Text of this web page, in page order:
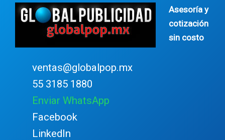
Asesoría y
cotización
sin costo
ventas@globalpop.mx
55 3185 1880
Enviar WhatsApp
Facebook
LinkedIn